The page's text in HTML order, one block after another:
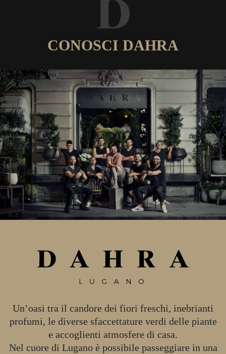
CONOSCI DAHRA
Un’oasi tra il candore dei fiori freschi, inebrianti
profumi, le diverse sfaccettature verdi delle piante
e accoglienti atmosfere di casa.
Nel cuore di Lugano è possibile passeggiare in una